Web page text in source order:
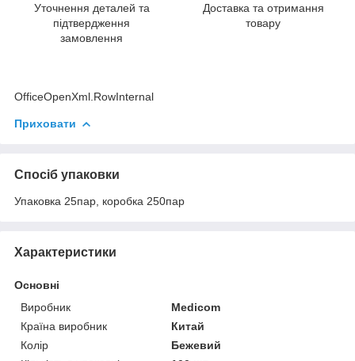
Уточнення деталей та
підтвердження
замовлення
Доставка та отримання
товару
OfficeOpenXml.RowInternal
Приховати
Спосіб упаковки
Упаковка 25пар, коробка 250пар
Характеристики
Основні
Виробник
Medicom
Країна виробник
Китай
Колір
Бежевий